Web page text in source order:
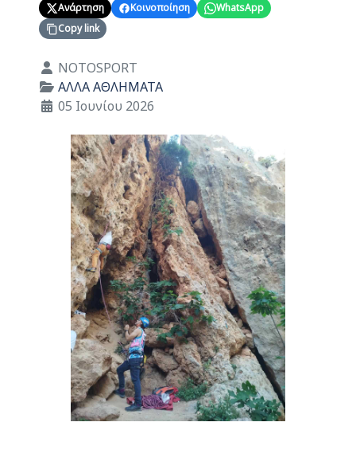
Ανάρτηση Κοινοποίηση
WhatsApp
Copy link
Λεπτομέρειες
NOTOSPORT
ΑΛΛΑ ΑΘΛΗΜΑΤΑ
05 Ιουνίου 2026